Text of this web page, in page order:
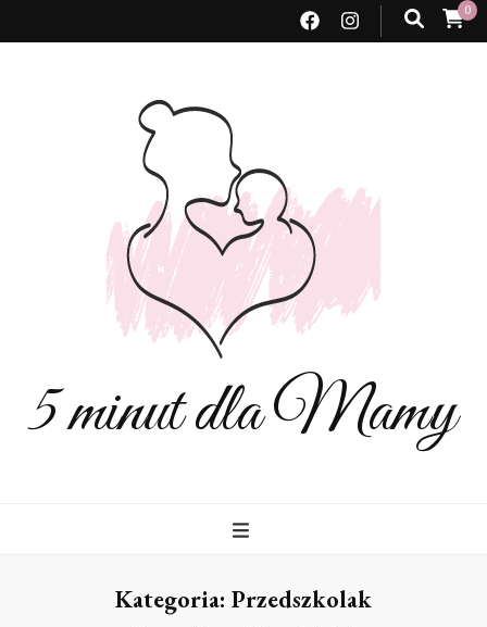
0
5 minut dla Mamy
Kategoria: Przedszkolak